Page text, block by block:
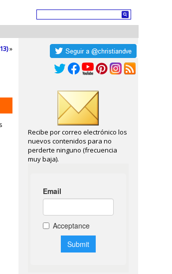
»
Recibe por correo electrónico los
nuevos contenidos para no
perderte ninguno (frecuencia
muy baja).